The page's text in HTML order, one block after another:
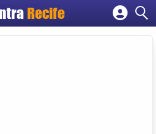
Recife
Cadastrar empresa